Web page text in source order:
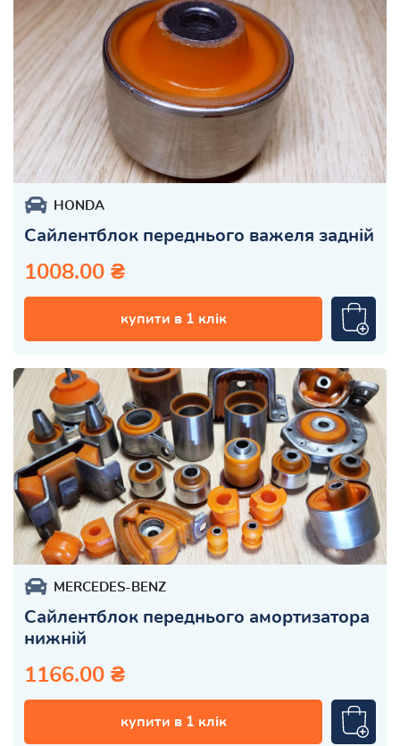
HONDA
Сайлентблок переднього важеля задній
1008.00 ₴
купити в 1 клік
MERCEDES-BENZ
Сайлентблок переднього амортизатора
нижній
1166.00 ₴
купити в 1 клік